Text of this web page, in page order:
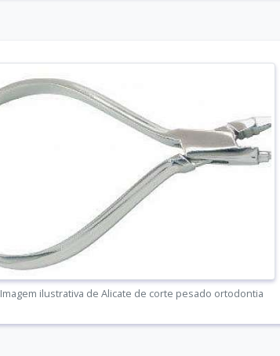
Imagem ilustrativa de Alicate de corte pesado ortodontia